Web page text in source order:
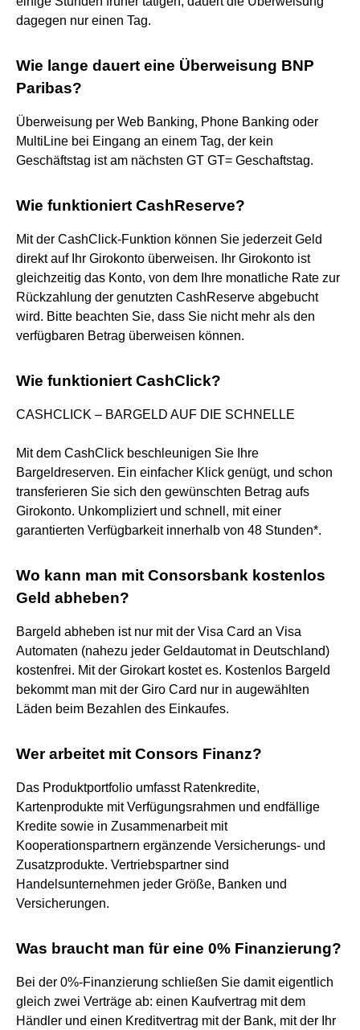
dagegen nur einen Tag.
Wie lange dauert eine Überweisung BNP
Paribas?
Überweisung per Web Banking, Phone Banking oder
MultiLine bei Eingang an einem Tag, der kein
Geschäftstag ist am nächsten GT GT= Geschaftstag.
Wie funktioniert CashReserve?
Mit der CashClick-Funktion können Sie jederzeit Geld
direkt auf Ihr Girokonto überweisen. Ihr Girokonto ist
gleichzeitig das Konto, von dem Ihre monatliche Rate zur
Rückzahlung der genutzten CashReserve abgebucht
wird. Bitte beachten Sie, dass Sie nicht mehr als den
verfügbaren Betrag überweisen können.
Wie funktioniert CashClick?
CASHCLICK – BARGELD AUF DIE SCHNELLE
Mit dem CashClick beschleunigen Sie Ihre
Bargeldreserven. Ein einfacher Klick genügt, und schon
transferieren Sie sich den gewünschten Betrag aufs
Girokonto. Unkompliziert und schnell, mit einer
garantierten Verfügbarkeit innerhalb von 48 Stunden*.
Wo kann man mit Consorsbank kostenlos
Geld abheben?
Bargeld abheben ist nur mit der Visa Card an Visa
Automaten (nahezu jeder Geldautomat in Deutschland)
kostenfrei. Mit der Girokart kostet es. Kostenlos Bargeld
bekommt man mit der Giro Card nur in augewählten
Läden beim Bezahlen des Einkaufes.
Wer arbeitet mit Consors Finanz?
Das Produktportfolio umfasst Ratenkredite,
Kartenprodukte mit Verfügungsrahmen und endfällige
Kredite sowie in Zusammenarbeit mit
Kooperationspartnern ergänzende Versicherungs- und
Zusatzprodukte. Vertriebspartner sind
Handelsunternehmen jeder Größe, Banken und
Versicherungen.
Was braucht man für eine 0% Finanzierung?
Bei der 0%-Finanzierung schließen Sie damit eigentlich
gleich zwei Verträge ab: einen Kaufvertrag mit dem
Händler und einen Kreditvertrag mit der Bank, mit der Ihr